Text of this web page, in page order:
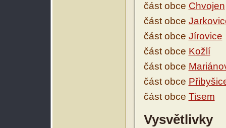
část obce Chvojen
část obce
část obce Jírovice
část obce Kožlí
část obce
část obce
část obce Tisem
Vysvětlivky